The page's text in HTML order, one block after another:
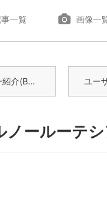
一覧 画像一
M-SPORTS)
ノールーテ